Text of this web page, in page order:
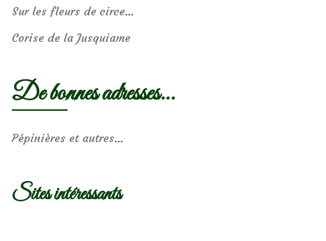
Sur les fleurs de circe…
Corise de la Jusquiame
De bonnes adresses…
Pépinières et autres…
Sites intéressants